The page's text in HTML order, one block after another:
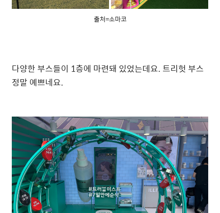
출처=소마코
다양한 부스들이 1층에 마련돼 있었는데요. 트리헛 부스
정말 예쁘네요.